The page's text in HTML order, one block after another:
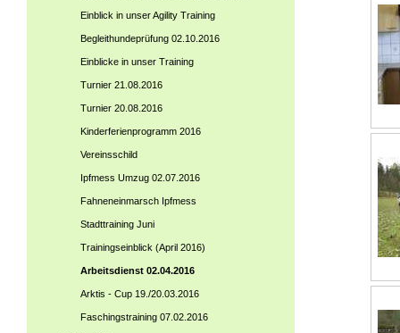
Einblick in unser Agility Training
Begleithundeprüfung 02.10.2016
Einblicke in unser Training
Turnier 21.08.2016
Turnier 20.08.2016
Kinderferienprogramm 2016
Vereinsschild
Ipfmess Umzug 02.07.2016
Fahneneinmarsch Ipfmess
Stadttraining Juni
Trainingseinblick (April 2016)
Arbeitsdienst 02.04.2016
Arktis - Cup 19./20.03.2016
Faschingstraining 07.02.2016